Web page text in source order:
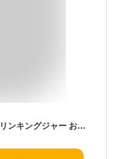
【2023新版】ビアジョッキ ビールグラス ドリンキングジャー おもしろ酒器 ゴルフボール埋め込みグラス 焼酎グラス ハイボールグラス 酒器 コップ 耐熱ガラス 定年退職 おくりもの プレゼント 敬老の日 祝い ギフト 60代 男性 上司 同僚 女性 先輩 父の日 家庭、キッチン、レストラン、バー用